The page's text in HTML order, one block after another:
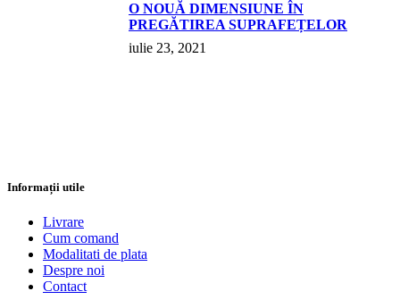
О NOUĂ DIMENSIUNE ÎN
PREGĂTIREA SUPRAFEȚELOR
iulie 23, 2021
Informații utile
Livrare
Cum comand
Modalitati de plata
Despre noi
Contact